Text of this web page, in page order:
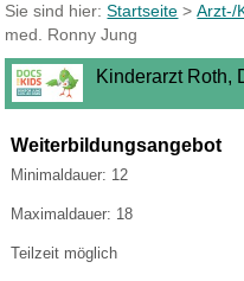
Sie sind hier:Startseite >Arzt-/
med. Ronny Jung
Kinderarzt Roth,
Weiterbildungsangebot
Minimaldauer: 12
Maximaldauer: 18
Teilzeit möglich